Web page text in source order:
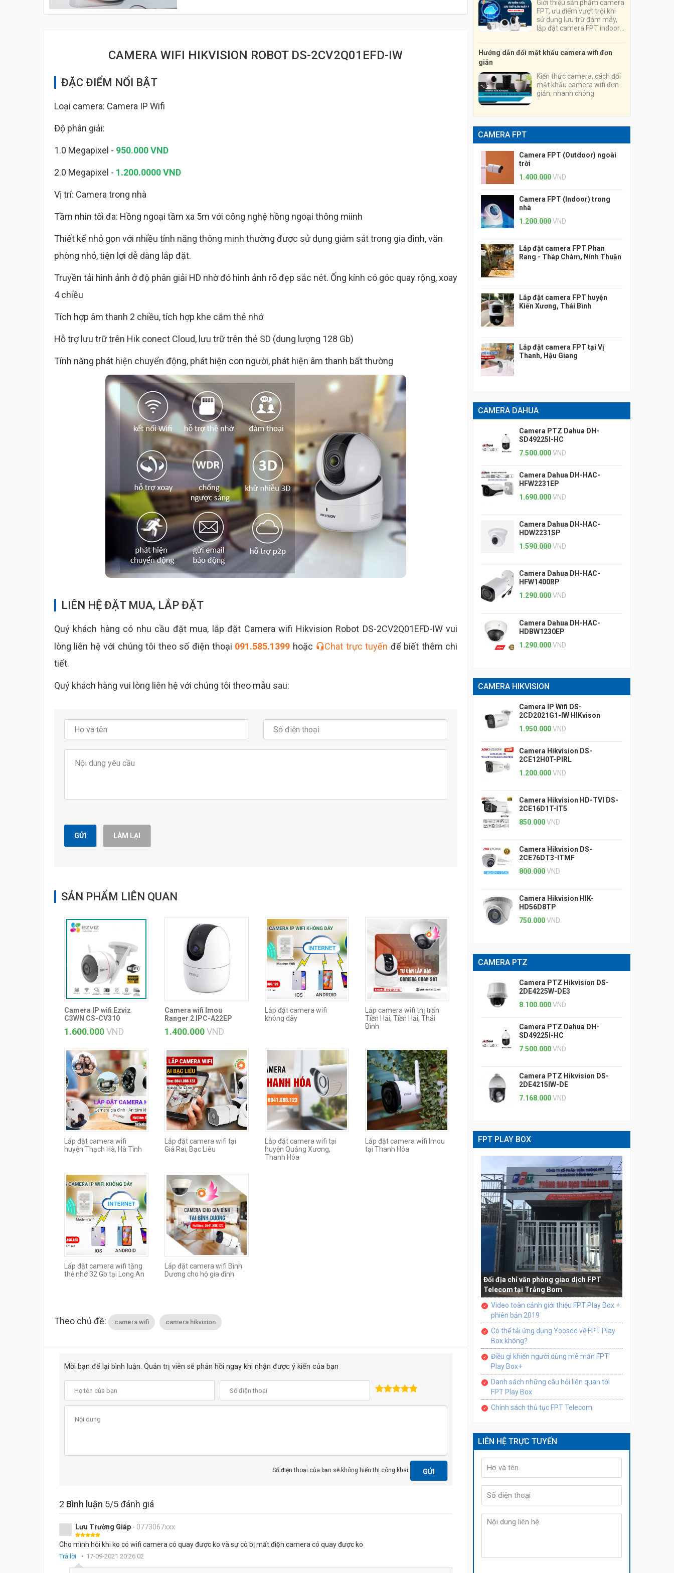
CAMERA WIFI HIKVISION ROBOT DS-2CV2Q01EFD-IW
ĐẶC ĐIỂM NỔI BẬT
Loại camera: Camera IP Wifi
Độ phân giải:
1.0 Megapixel - 950.000 VND
2.0 Megapixel - 1.200.0000 VND
Vị trí: Camera trong nhà
Tầm nhìn tối đa: Hồng ngoại tầm xa 5m với công nghệ hồng ngoại thông miinh
Thiết kế nhỏ gọn với nhiều tính năng thông minh thường được sử dụng giám sát trong gia đình, văn
phòng nhỏ, tiện lợi dễ dàng lắp đặt.
Truyền tải hình ảnh ở độ phân giải HD nhờ đó hình ảnh rõ đẹp sắc nét. Ống kính có góc quay rộng, xoay
4 chiều
Tích hợp âm thanh 2 chiều, tích hợp khe cắm thẻ nhớ
Hỗ trợ lưu trữ trên Hik conect Cloud, lưu trữ trên thẻ SD (dung lượng 128 Gb)
Tính năng phát hiện chuyển động, phát hiện con người, phát hiện âm thanh bất thường
LIÊN HỆ ĐẶT MUA, LẮP ĐẶT
Quý khách hàng có nhu cầu đặt mua, lắp đặt Camera wifi Hikvision Robot DS-2CV2Q01EFD-IW vui
lòng liên hệ với chúng tôi theo số điện thoại 091.585.1399 hoặc Chat trực tuyến để biết thêm chi
tiết.
Quý khách hàng vui lòng liên hệ với chúng tôi theo mẫu sau:
GỬI LÀM LẠI
SẢN PHẨM LIÊN QUAN
Camera IP wifi Ezviz
C3WN CS-CV310
1.600.000VND
Camera wifi Imou
Ranger 2 IPC-A22EP
1.400.000VND
Lắp đặt camera wifi
không dây
Lắp camera wifi thị trấn
Tiền Hải, Tiền Hải, Thái
Bình
Lắp đặt camera wifi
huyện Thạch Hà, Hà Tĩnh
Lắp đặt camera wifi tại
Giá Rai, Bạc Liêu
Lắp đặt camera wifi tại
huyện Quảng Xương,
Thanh Hóa
Lắp đặt camera wifi Imou
tại Thanh Hóa
Lắp đặt camera wifi tặng
thẻ nhớ 32 Gb tại Long An
Lắp đặt camera wifi Bình
Dương cho hộ gia đình
Theo chủ đề: camera wifi camera hikvision
Mời bạn để lại bình luận. Quản trị viên sẽ phản hồi ngay khi nhận được ý kiến của bạn
Số điện thoại của bạn sẽ không hiển thị công khai GỬI
2 Bình luận 5/5 đánh giá
Lưu Trường Giáp - 0773067xxx
Cho mình hỏi khi ko có wifi camera có quay được ko và sự cô bị mất điện camera có quay được ko
Trả lời 17-09-2021 20:26:02
Giới thiệu sản phẩm camera
FPT, ưu điểm vượt trội khi
sử dụng lưu trữ đám mây,
lắp đặt camera FPT indoor,
Hướng dẫn đổi mật khẩu camera wifi đơn
giản
Kiến thức camera, cách đổi
mật khẩu camera wifi đơn
giản, nhanh chóng
CAMERA FPT
Camera FPT (Outdoor) ngoài
trời
1.400.000VND
Camera FPT (Indoor) trong
nhà
1.200.000VND
Lắp đặt camera FPT Phan
Rang - Tháp Chàm, Ninh Thuận
Lắp đặt camera FPT huyện
Kiến Xương, Thái Bình
Lắp đặt camera FPT tại Vị
Thanh, Hậu Giang
CAMERA DAHUA
Camera PTZ Dahua DH-
SD49225I-HC
7.500.000VND
Camera Dahua DH-HAC-
HFW2231EP
1.690.000VND
Camera Dahua DH-HAC-
HDW2231SP
1.590.000VND
Camera Dahua DH-HAC-
HFW1400RP
1.290.000VND
Camera Dahua DH-HAC-
HDBW1230EP
1.290.000VND
CAMERA HIKVISION
Camera IP Wifi DS-
2CD2021G1-IW HIKvison
1.950.000VND
Camera Hikvision DS-
2CE12H0T-PIRL
1.200.000VND
Camera Hikvision HD-TVI DS-
2CE16D1T-IT5
850.000VND
Camera Hikvision DS-
2CE76DT3-ITMF
800.000VND
Camera Hikvision HIK-
HD56D8TP
750.000VND
CAMERA PTZ
Camera PTZ Hikvision DS-
2DE4225W-DE3
8.100.000VND
Camera PTZ Dahua DH-
SD49225I-HC
7.500.000VND
Camera PTZ Hikvision DS-
2DE4215IW-DE
7.168.000VND
FPT PLAY BOX
Đổi địa chỉ văn phòng giao dịch FPT
Telecom tại Trảng Bom
Video toàn cảnh giới thiệu FPT Play Box +
phiên bản 2019
Có thể tải ứng dụng Yoosee về FPT Play
Box không?
Điều gì khiến người dùng mê mẩn FPT
Play Box+
Danh sách những câu hỏi liên quan tới
FPT Play Box
Chính sách thủ tục FPT Telecom
LIÊN HỆ TRỰC TUYẾN